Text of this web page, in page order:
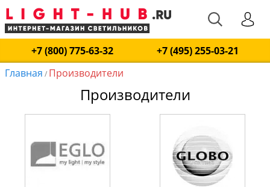
+7 (800) 775-63-32
+7 (495) 255-03-21
Главная / Производители
Производители